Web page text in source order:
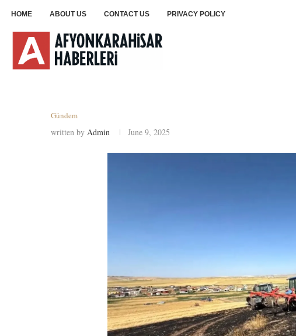
HOME ABOUT US CONTACT US PRIVACY POLICY
Gündem
written by Admin June 9, 2025